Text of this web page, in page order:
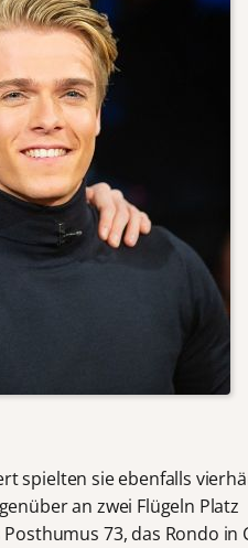
spielten sie ebenfalls
an zwei Flügeln Platz
73, das Rondo in